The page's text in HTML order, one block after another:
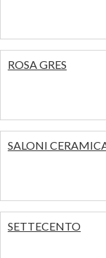
ROSA GRES
SALONI
SETTECENTO